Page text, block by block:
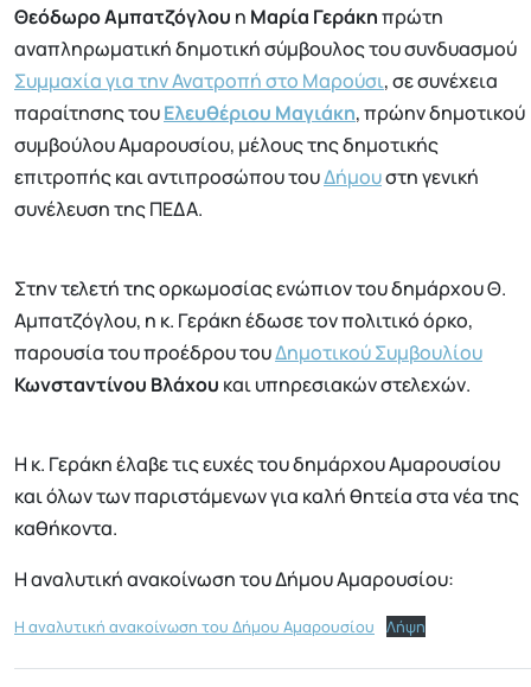
Θεόδωρο Αμπατζόγλου η Μαρία Γεράκηπρώτη
αναπληρωματική δημοτική σύμβουλος του συνδυασμού
Συμμαχία για την Ανατροπή στο Μαρούσι, σε συνέχεια
παραίτησης τουΕλευθέριου Μαγιάκη, πρώην δημοτικού
συμβούλου Αμαρουσίου, μέλους της δημοτικής
επιτροπής και αντιπροσώπου τουΔήμουστη γενική
συνέλευση της ΠΕΔΑ.
Στην τελετή της ορκωμοσίας ενώπιον του δημάρχου Θ.
Αμπατζόγλου, η κ. Γεράκη έδωσε τον πολιτικό όρκο,
παρουσία του προέδρου τουΔημοτικού Συμβουλίου
Κωνσταντίνου Βλάχου και υπηρεσιακών στελεχών.
Η κ. Γεράκη έλαβε τις ευχές του δημάρχου Αμαρουσίου
και όλων των παριστάμενων για καλή θητεία στα νέα της
καθήκοντα.
H αναλυτική ανακοίνωση του Δήμου Αμαρουσίου:
H αναλυτική ανακοίνωση του Δήμου Αμαρουσίου Λήψη